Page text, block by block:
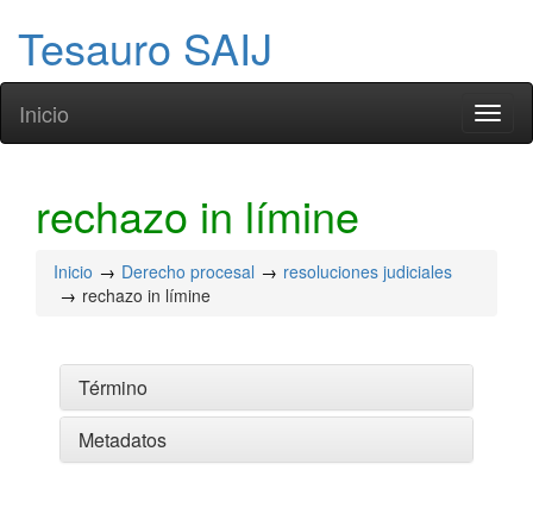
Tesauro SAIJ
Inicio
rechazo in límine
Inicio Derecho procesal
resoluciones judiciales
rechazo in límine
Término
Metadatos